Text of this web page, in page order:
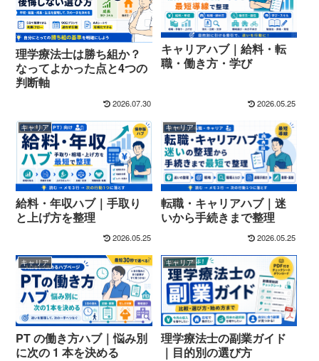
理学療法士は勝ち組か？
なってよかった点と4つの
判断軸
2026.07.30
キャリアハブ｜給料・転
職・働き方・学び
2026.05.25
キャリア
給料・年収ハブ｜手取り
と上げ方を整理
2026.05.25
キャリア
転職・キャリアハブ｜迷
いから手続きまで整理
2026.05.25
キャリア
PT の働き方ハブ｜悩み別
に次の 1 本を決める
キャリア
理学療法士の副業ガイド
｜目的別の選び方